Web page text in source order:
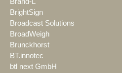
BrightSign
Broadcast Solutions
BroadWeigh
Brunckhorst
BT.innotec
btl next GmbH